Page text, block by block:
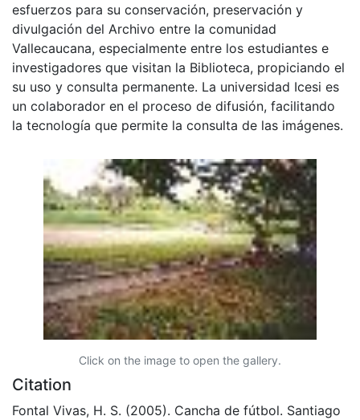
esfuerzos para su conservación, preservación y
divulgación del Archivo entre la comunidad
Vallecaucana, especialmente entre los estudiantes e
investigadores que visitan la Biblioteca, propiciando el
su uso y consulta permanente. La universidad Icesi es
un colaborador en el proceso de difusión, facilitando
la tecnología que permite la consulta de las imágenes.
Click on the image to open the gallery.
Citation
Fontal Vivas, H. S. (2005). Cancha de fútbol. Santiago